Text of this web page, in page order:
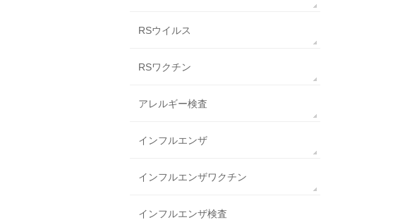
RSウイルス
RSワクチン
アレルギー検査
インフルエンザ
インフルエンザワクチン
インフルエンザ検査